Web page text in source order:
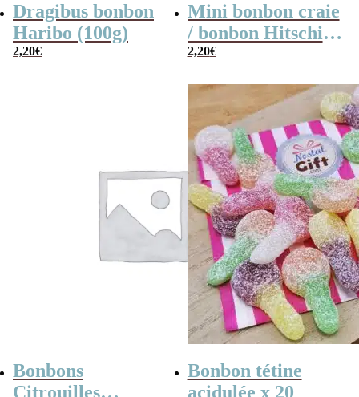
Dragibus bonbon
Haribo (100g)
2,20€
Mini bonbon craie
/ bonbon Hitschies
acide au fruit x 40
2,20€
Bonbons
Citrouilles
Bonbon tétine
acidulée x 20